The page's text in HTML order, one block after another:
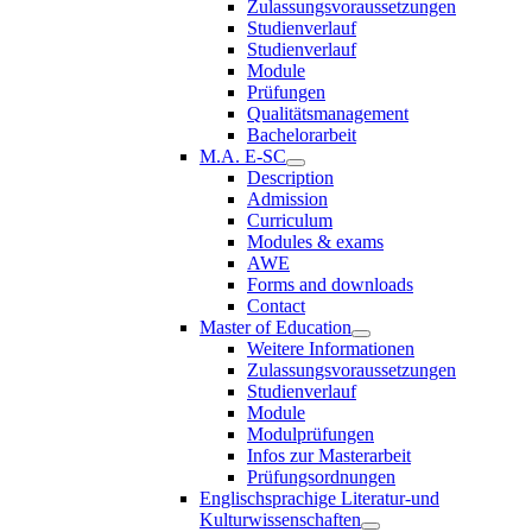
Zulassungsvoraussetzungen
Studienverlauf
Studienverlauf
Module
Prüfungen
Qualitätsmanagement
Bachelorarbeit
M.A. E-SC
Description
Admission
Curriculum
Modules & exams
AWE
Forms and downloads
Contact
Master of Education
Weitere Informationen
Zulassungsvoraussetzungen
Studienverlauf
Module
Modulprüfungen
Infos zur Masterarbeit
Prüfungsordnungen
Englischsprachige Literatur-und
Kulturwissenschaften